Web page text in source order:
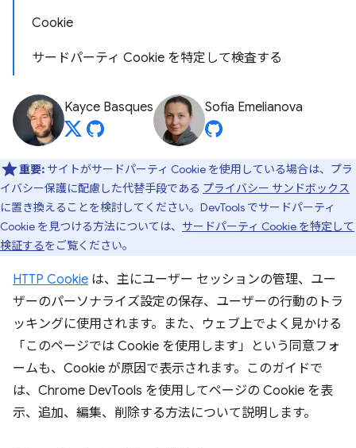
Cookie
サードパーティ Cookie を特定して検査する
Kayce Basques Sofia Emelianova
重要: サイトがサードパーティ Cookie を使用している場合は、プラ
イバシー保護に配慮した代替手段である プライバシー サンドボックス
に置き換えることを検討してください。DevTools でサードパーティ
Cookie を見つける方法については、 サードパーティ Cookie を特定して
検証するをご覧ください。
HTTP Cookie は、主にユーザー セッションの管理、ユー
ザーのパーソナライズ設定の保存、ユーザーの行動のトラ
ッキングに使用されます。また、ウェブ上でよく見かける
「このページでは Cookie を使用します」という同意フォ
ームも、Cookie が原因で表示されます。このガイドで
は、Chrome DevTools を使用してページの Cookie を表
示、追加、編集、削除する方法について説明します。